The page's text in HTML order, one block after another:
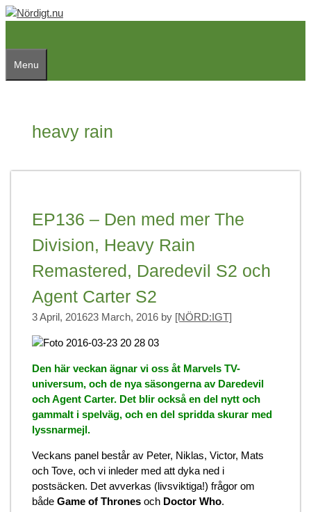
Skip
Menu
heavy rain
EP136 – Den med mer The
Division, Heavy Rain
Remastered, Daredevil S2 och
Agent Carter S2
3 April, 201623 March, 2016 by [NÖRD:IGT]
Den här veckan ägnar vi oss åt Marvels TV-
universum, och de nya säsongerna av Daredevil
och Agent Carter. Det blir också en del nytt och
gammalt i spelväg, och en del spridda skurar med
lyssnarmejl.
Veckans panel består av Peter, Niklas, Victor, Mats
och Tove, och vi inleder med att dyka ned i
postsäcken. Det avverkas (livsviktiga!) frågor om
både Game of Thrones och Doctor Who.